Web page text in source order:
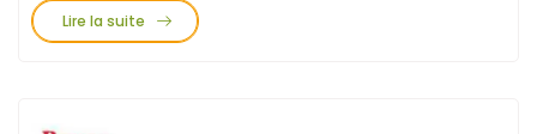
Lire la suite